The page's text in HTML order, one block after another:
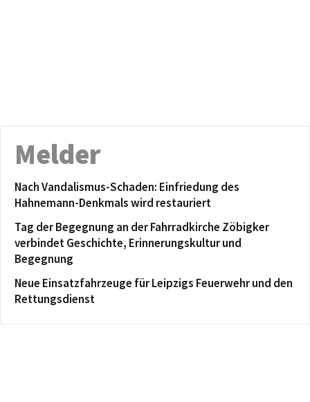
Melder
Nach Vandalismus-Schaden: Einfriedung des
Hahnemann-Denkmals wird restauriert
Tag der Begegnung an der Fahrradkirche Zöbigker
verbindet Geschichte, Erinnerungskultur und
Begegnung
Neue Einsatzfahrzeuge für Leipzigs Feuerwehr und den
Rettungsdienst